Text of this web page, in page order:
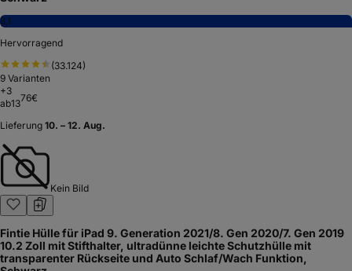
8,1
Hervorragend
(33.124)
9 Varianten
+3
ab1376€
Lieferung 10. – 12. Aug.
Kein Bild
Fintie Hülle für iPad 9. Generation 2021/8. Gen 2020/7. Gen 2019
10.2 Zoll mit Stifthalter, ultradünne leichte Schutzhülle mit
transparenter Rückseite und Auto Schlaf/Wach Funktion,